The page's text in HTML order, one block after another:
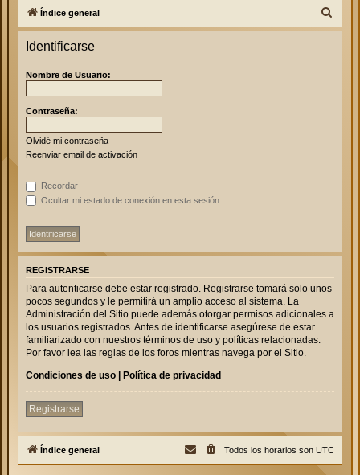
Índice general
u
Identificarse
Nombre de Usuario:
Contraseña:
Olvidé mi contraseña
Reenviar email de activación
Recordar
Ocultar mi estado de conexión en esta sesión
REGISTRARSE
Para autenticarse debe estar registrado. Registrarse tomará solo unos
pocos segundos y le permitirá un amplio acceso al sistema. La
Administración del Sitio puede además otorgar permisos adicionales a
los usuarios registrados. Antes de identificarse asegúrese de estar
familiarizado con nuestros términos de uso y políticas relacionadas.
Por favor lea las reglas de los foros mientras navega por el Sitio.
Condiciones de uso | Política de privacidad
Registrarse
Índice general Todos los horarios son UTC